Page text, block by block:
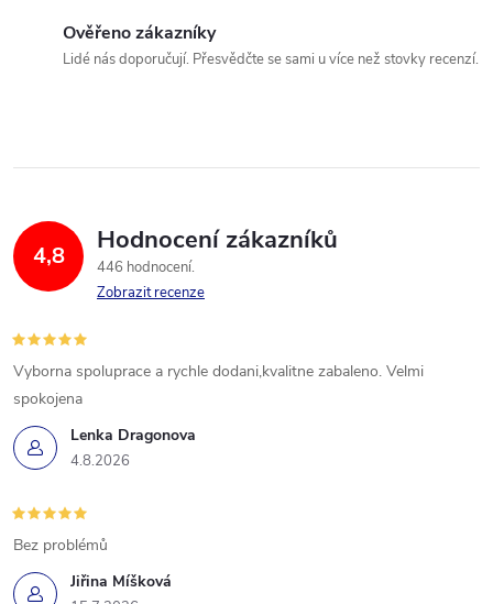
Ověřeno zákazníky
Lidé nás doporučují. Přesvědčte se sami u více než stovky recenzí.
4,8 Hodnocení zákazníků
446 hodnocení
Zobrazit recenze
Lenka Dragonova
4.8.2026
Vyborna spoluprace a rychle dodani,kvalitne zabaleno. Velmi
spokojena
Jiřina Míšková
Bez problémů